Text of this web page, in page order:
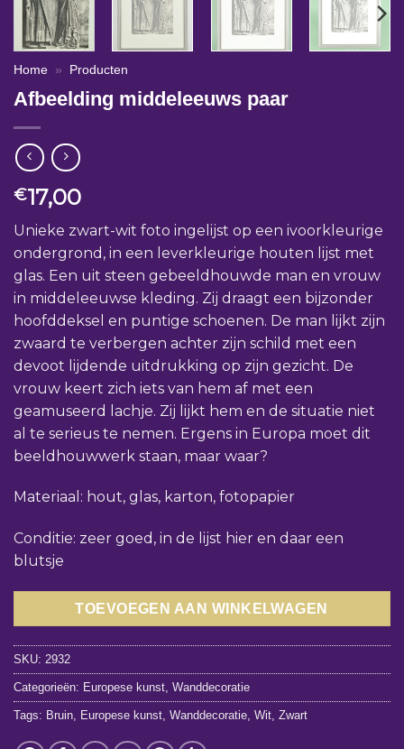
Home » Producten
Afbeelding middeleeuws paar
€17,00
Unieke zwart-wit foto ingelijst op een ivoorkleurige
ondergrond, in een leverkleurige houten lijst met
glas. Een uit steen gebeeldhouwde man en vrouw
in middeleeuwse kleding. Zij draagt een bijzonder
hoofddeksel en puntige schoenen. De man lijkt zijn
zwaard te verbergen achter zijn schild met een
devoot lijdende uitdrukking op zijn gezicht. De
vrouw keert zich iets van hem af met een
geamuseerd lachje. Zij lijkt hem en de situatie niet
al te serieus te nemen. Ergens in Europa moet dit
beeldhouwwerk staan, maar waar?
Materiaal: hout, glas, karton, fotopapier
Conditie: zeer goed, in de lijst hier en daar een
blutsje
TOEVOEGEN AAN WINKELWAGEN
SKU: 2932
Categorieën: Europese kunst Wanddecoratie
Tags: Bruin Europese kunst Wanddecoratie Wit Zwart